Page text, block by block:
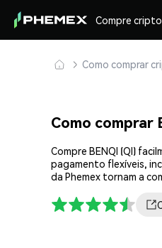
Compre cripto
Como comprar
Como comprar
Compre BENQI (QI)
pagamento flexíveis,
da Phemex tornam a